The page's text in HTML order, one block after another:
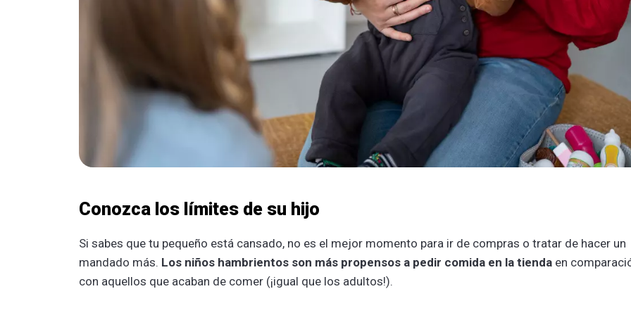
Conozca los límites de su hijo
Si sabes que tu pequeño está cansado, no es el mejor momento para ir de compras o tratar de hacer un
mandado más. Los niños hambrientos son más propensos a pedir comida en la tienda en
con aquellos que acaban de comer (¡igual que los adultos!).